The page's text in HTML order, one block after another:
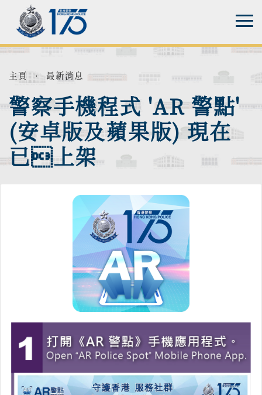
主頁 · 最新消息
警察手機程式 'AR 警點'
(安卓版及蘋果版) 現在
已上架